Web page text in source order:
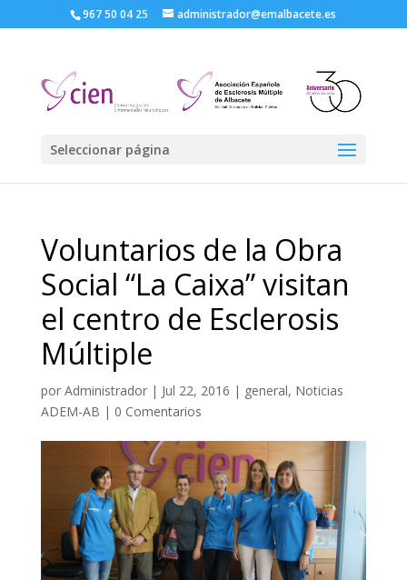
967 50 04 25 administrador@emalbacete.es
Seleccionar página
Voluntarios de la Obra
Social “La Caixa” visitan
el centro de Esclerosis
Múltiple
por Administrador| Jul 22, 2016 | general, Noticias
ADEM-AB | 0 Comentarios